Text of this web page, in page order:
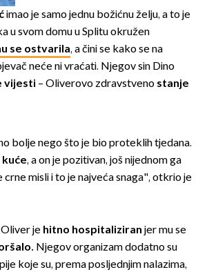
imao je samo jednu božićnu želju, a to je
u svom domu u Splitu okružen
se ostvarila, a čini se kako se na
neće ni vraćati. Njegov sin Dino
vijesti – Oliverovo zdravstveno stanje
bolje nego što je bio proteklih tjedana.
kuće, a on je pozitivan, još nijednom ga
misli i to je najveća snaga", otkrio je
je hitno hospitaliziran jer mu se
Njegov organizam dodatno su
koje su, prema posljednjim nalazima,